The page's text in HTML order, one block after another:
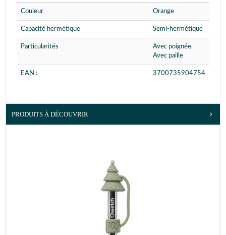
Couleur Orange
Capacité hermétique Semi-hermétique
Particularités
Avec poignée,
Avec paille
EAN : 3700735904754
PRODUITS À DÉCOUVRIR